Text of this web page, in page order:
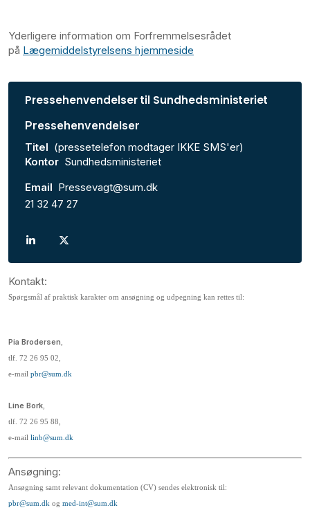
Yderligere information om Forfremmelsesrådet
på Lægemiddelstyrelsens hjemmeside
Pressehenvendelser til Sundhedsministeriet
Pressehenvendelser
Titel (pressetelefon modtager IKKE SMS'er)
Kontor Sundhedsministeriet
Email Pressevagt@sum.dk
21 32 47 27
Kontakt:
Spørgsmål af praktisk karakter om ansøgning og udpegning kan rettes til:
Pia Brodersen
tlf. 72 26 95 02,
e-mail pbr@sum.dk
Line Bork
tlf. 72 26 95 88,
e-mail linb@sum.dk
Ansøgning:
Ansøgning samt relevant dokumentation (CV) sendes elektronisk til:
pbr@sum.dk og med-int@sum.dk